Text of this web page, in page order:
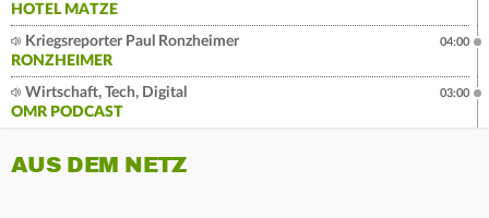
HOTEL MATZE
Kriegsreporter Paul Ronzheimer
RONZHEIMER
04:00
Wirtschaft, Tech, Digital
OMR PODCAST
03:00
AUS DEM NETZ